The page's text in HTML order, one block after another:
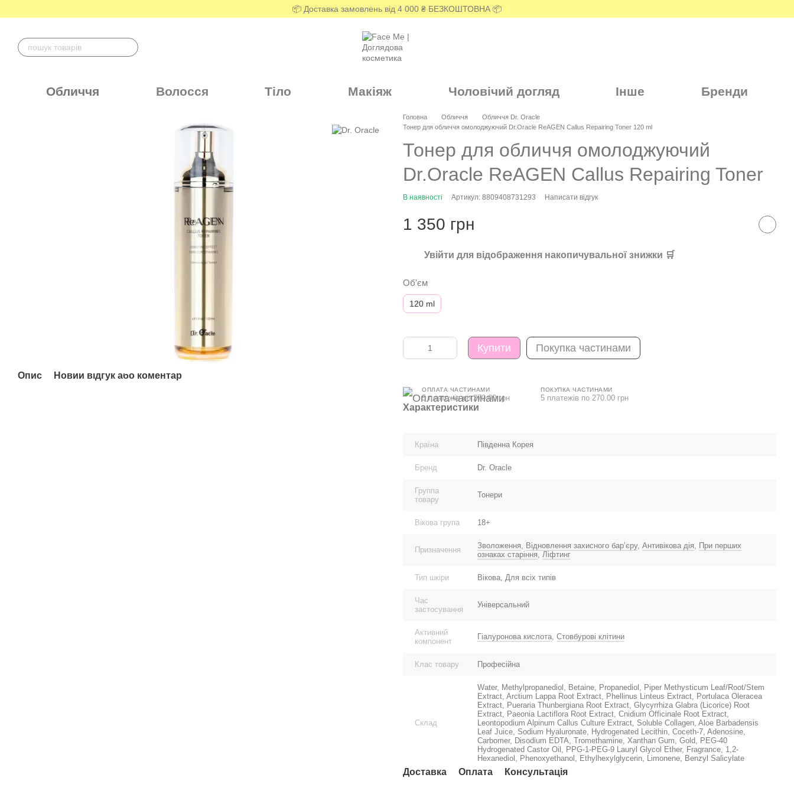
📦 Доставка замовлень від 4 000 ₴ БЕЗКОШТОВНА 📦
Обличчя Волосся Тіло Макіяж Чоловічий догляд Інше Бренди
Опис Новий відгук або коментар
Головна Обличчя
Обличчя Dr. Oracle
Тонер для обличчя омолоджуючий Dr.Oracle ReAGEN Callus Repairing Toner 120 ml
Тонер для обличчя омолоджуючий
Dr.Oracle ReAGEN Callus Repairing Toner
В наявності Артикул: 8809408731293 Написати відгук
1 350 грн
Увійти для відображення накопичувальної знижки 🛒
Об'єм
120 ml
Купити Покупка частинами
ОПЛАТА ЧАСТИНАМИ
5 платежів по 270.00 грн
ПОКУПКА ЧАСТИНАМИ
5 платежів по 270.00 грн
Характеристики
Країна Південна Корея
Бренд Dr. Oracle
Группа
товару
Тонери
Вікова група 18+
Призначення Зволоження, Відновлення захисного барʼєру, Антивікова дія, При перших
ознаках старіння, Ліфтинг
Тип шкіри Вікова, Для всіх типів
Час
застосування
Універсальний
Активний
компонент
Гіалуронова кислота, Стовбурові клітини
Клас товару Професійна
Склад
Water, Methylpropanediol, Betaine, Propanediol, Piper Methysticum Leaf/Root/Stem
Extract, Arctium Lappa Root Extract, Phellinus Linteus Extract, Portulaca Oleracea
Extract, Pueraria Thunbergiana Root Extract, Glycyrrhiza Glabra (Licorice) Root
Extract, Paeonia Lactiflora Root Extract, Cnidium Officinale Root Extract,
Leontopodium Alpinum Callus Culture Extract, Soluble Collagen, Aloe Barbadensis
Leaf Juice, Sodium Hyaluronate, Hydrogenated Lecithin, Coceth-7, Adenosine,
Carbomer, Disodium EDTA, Tromethamine, Xanthan Gum, Gold, PEG-40
Hydrogenated Castor Oil, PPG-1-PEG-9 Lauryl Glycol Ether, Fragrance, 1,2-
Hexanediol, Phenoxyethanol, Ethylhexylglycerin, Limonene, Benzyl Salicylate
Доставка Оплата Консультація